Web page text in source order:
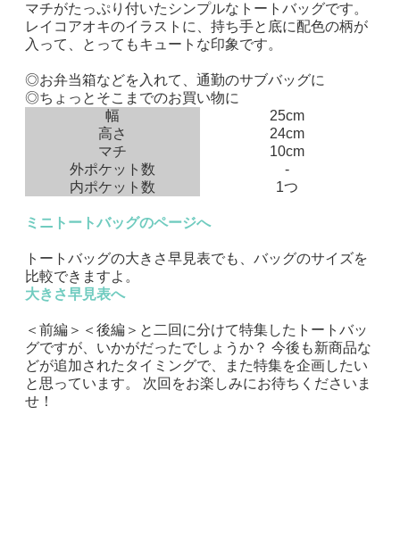
マチがたっぷり付いたシンプルなトートバッグです。
レイコアオキのイラストに、持ち手と底に配色の柄が
入って、とってもキュートな印象です。
◎お弁当箱などを入れて、通勤のサブバッグに
◎ちょっとそこまでのお買い物に
幅
高さ
マチ
外ポケット数
内ポケット数
25cm
24cm
10cm
-
1つ
ミニトートバッグのページへ
トートバッグの大きさ早見表でも、バッグのサイズを
比較できますよ。
大きさ早見表へ
＜前編＞＜後編＞と二回に分けて特集したトートバッ
グですが、いかがだったでしょうか？ 今後も新商品な
どが追加されたタイミングで、また特集を企画したい
と思っています。 次回をお楽しみにお待ちくださいま
せ！